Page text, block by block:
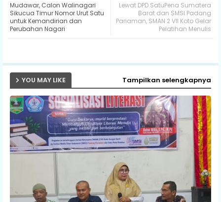
ats
Lewat DPD SatuPena Sumatera
Barat dan SMSI Padang
Pariaman, SMAN 2 VII Koto Gelar
Pelatihan Menulis
Mudawar, Calon Walinagari
Sikucua Timur Nomor Urut Satu
untuk Kemandirian dan
Perubahan Nagari
YOU MAY LIKE Tampilkan selengkapnya